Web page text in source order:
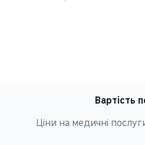
Вартість
Ціни на медичні